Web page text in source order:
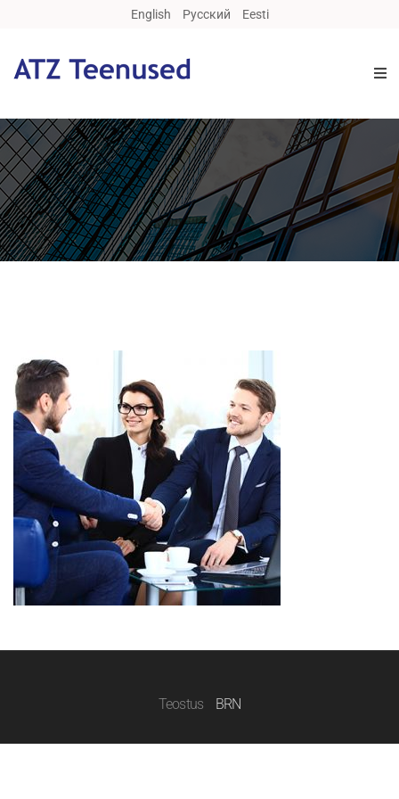
English Русский Eesti
Teostus BRN